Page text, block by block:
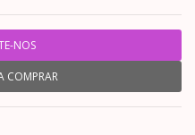
NOS
COMPRAR